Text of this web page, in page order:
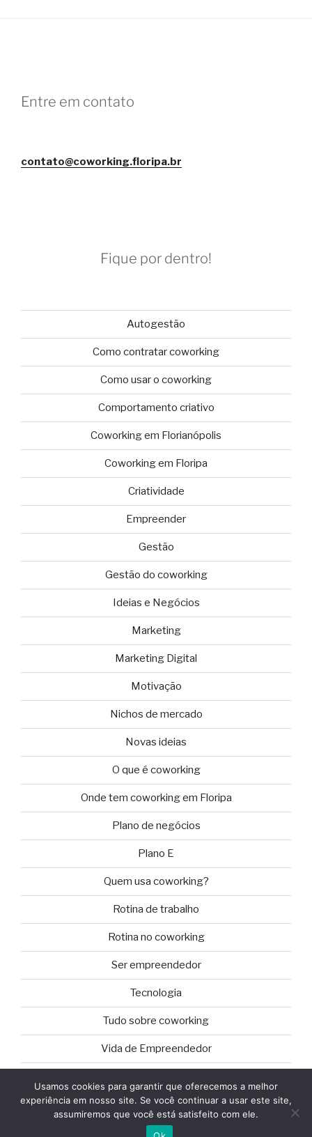
Entre em contato
contato@coworking.floripa.br
Fique por dentro!
Autogestão
Como contratar coworking
Como usar o coworking
Comportamento criativo
Coworking em Florianópolis
Coworking em Floripa
Criatividade
Empreender
Gestão
Gestão do coworking
Ideias e Negócios
Marketing
Marketing Digital
Motivação
Nichos de mercado
Novas ideias
O que é coworking
Onde tem coworking em Floripa
Plano de negócios
Plano E
Quem usa coworking?
Rotina de trabalho
Rotina no coworking
Ser empreendedor
Tecnologia
Tudo sobre coworking
Vida de Empreendedor
Orgulhosamente desenvolvido com WordPress
Usamos cookies para garantir que oferecemos a melhor
experiência em nosso site. Se você continuar a usar este site,
assumiremos que você está satisfeito com ele.